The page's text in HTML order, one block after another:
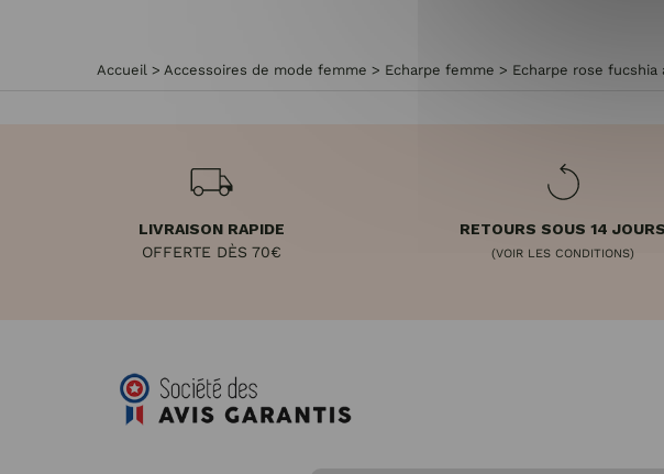
Accueil > Accessoires de mode femme > Echarpe femme > Echarpe rose fucshia
LIVRAISON RAPIDE
OFFERTE DÈS 70€
RETOURS SOUS 14 JOURS
(VOIR LES CONDITIONS)